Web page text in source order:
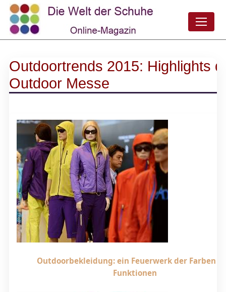
Outdoortrends 2015: Highlights
Outdoor Messe
Outdoorbekleidung: ein Feuerwerk der Farben
Funktionen